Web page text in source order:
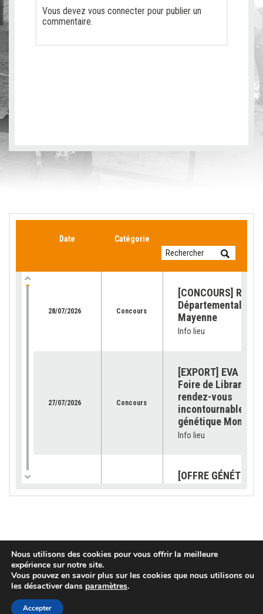
Vous devez vous connecter pour publier un
commentaire.
Date Catégorie
28/07/2026 Concours
[CONCOURS]
Départemental de
Mayenne
Info lieu
27/07/2026 Concours
[EXPORT] EVA
Foire de Libramont
rendez-vous
incontournable
génétique
Info lieu
[OFFRE
03/07/2026 Services
[SUBVENTION] Les
pour les « petits
Nous utilisons des cookies pour vous offrir la meilleure
expérience sur notre site.
Vous pouvez en savoir plus sur les cookies que nous utilisons ou
les désactiver dans paramètres.
Accepter